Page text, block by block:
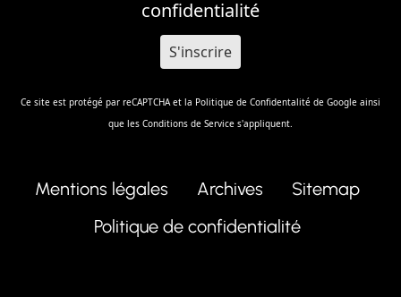
confidentialité
Ce site est protégé par reCAPTCHA et la Politique de Confidentalité de Google ainsi
que les Conditions de Service s'appliquent.
Mentions légales Archives
Sitemap
Politique de confidentialité